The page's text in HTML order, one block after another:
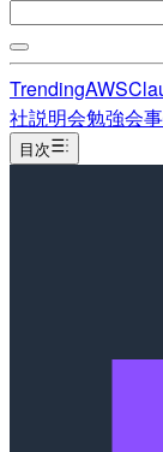
TrendingAWS
社説明会勉強会
目次